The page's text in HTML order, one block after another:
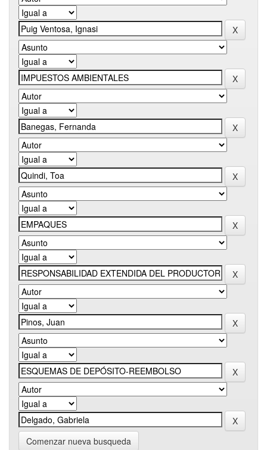
Comenzar nueva busqueda